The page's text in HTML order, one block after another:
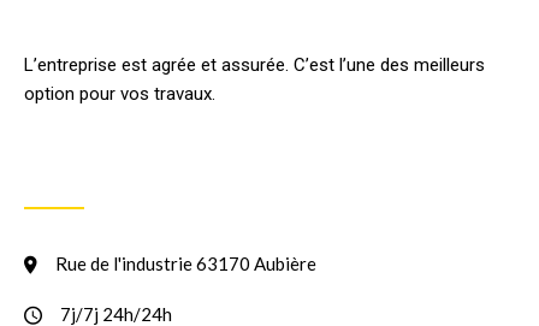
L’entreprise est agrée et assurée. C’est l’une des meilleurs
option pour vos travaux.
Rue de l'industrie 63170 Aubière
7j/7j 24h/24h